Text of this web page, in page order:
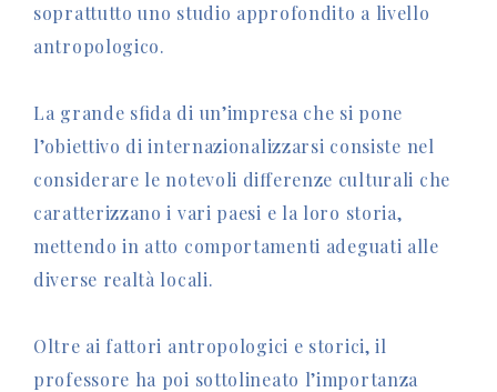
soprattutto uno studio approfondito a livello
antropologico.
La grande sfida di un’impresa che si pone
l’obiettivo di internazionalizzarsi consiste nel
considerare le notevoli differenze culturali che
caratterizzano i vari paesi e la loro storia,
mettendo in atto comportamenti adeguati alle
diverse realtà locali.
Oltre ai fattori antropologici e storici, il
professore ha poi sottolineato l’importanza